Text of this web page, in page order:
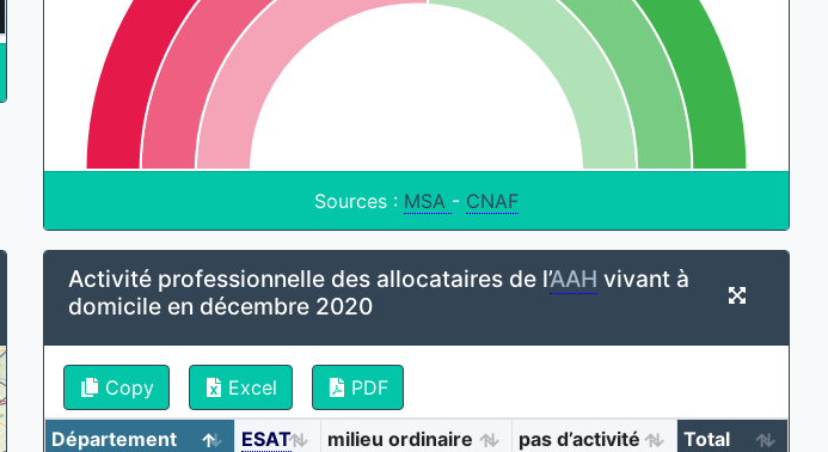
Sources : MSA - CNAF
Activité professionnelle des allocataires de l’AAH vivant à
domicile en décembre 2020
Copy Excel PDF
Département ESAT milieu ordinaire pas d’activité
Total